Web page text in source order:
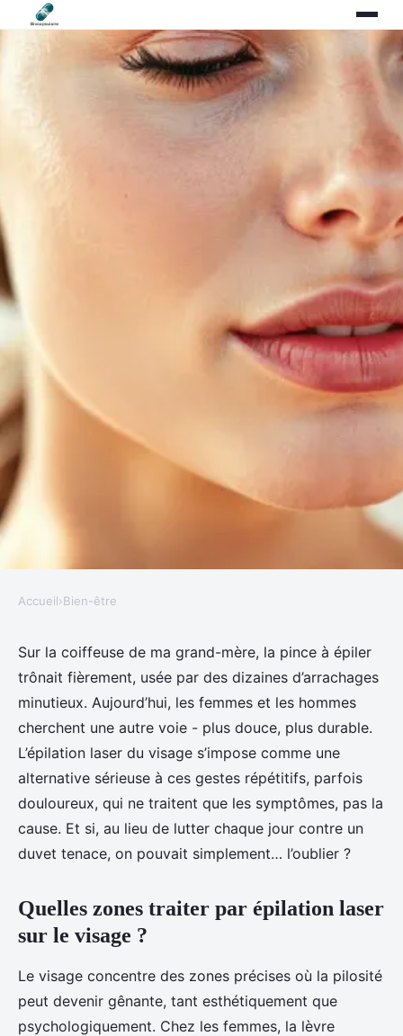
Guide complet sur les zones à
épiler au laser sur le visage
Florinda•06/05/2026 08:42•10 min de lecture
Accueil›Bien-être
Sur la coiffeuse de ma grand-mère, la pince à épiler
trônait fièrement, usée par des dizaines d’arrachages
minutieux. Aujourd’hui, les femmes et les hommes
cherchent une autre voie - plus douce, plus durable.
L’épilation laser du visage s’impose comme une
alternative sérieuse à ces gestes répétitifs, parfois
douloureux, qui ne traitent que les symptômes, pas la
cause. Et si, au lieu de lutter chaque jour contre un
duvet tenace, on pouvait simplement… l’oublier ?
Quelles zones traiter par épilation laser
sur le visage ?
Le visage concentre des zones précises où la pilosité
peut devenir gênante, tant esthétiquement que
psychologiquement. Chez les femmes, la lèvre